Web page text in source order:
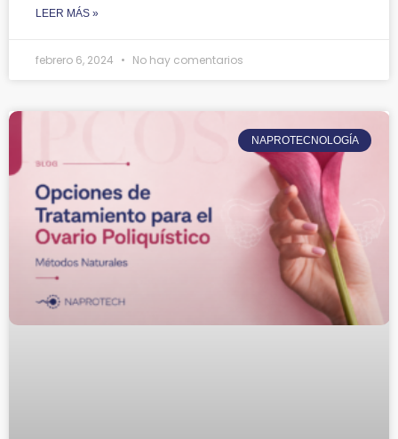
LEER MÁS »
febrero 6, 2024 No hay comentarios
NAPROTECNOLOGÍA